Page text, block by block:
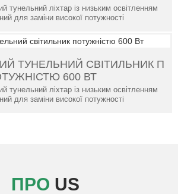
тунельний ліхтар із низьким освітленням
для заміни високої потужності
ТУНЕЛЬНИЙ СВІТИЛЬНИК П
600 ВТ
тунельний ліхтар із низьким освітленням
для заміни високої потужності
ПРО US